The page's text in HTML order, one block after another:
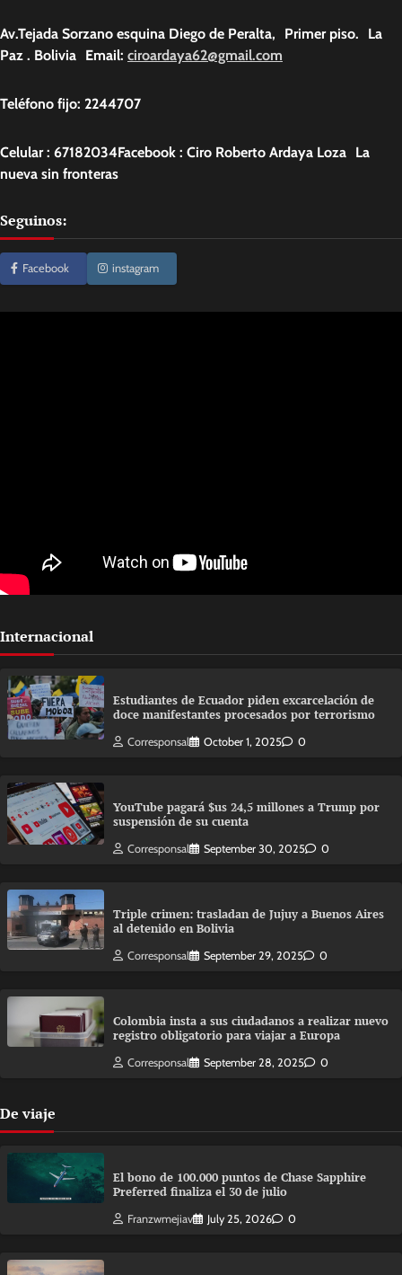
Av.Tejada Sorzano esquina Diego de Peralta, Primer piso. La
Paz . Bolivia Email: ciroardaya62@gmail.com
Teléfono fijo: 2244707
Celular : 67182034Facebook : Ciro Roberto Ardaya Loza La
nueva sin fronteras
Seguinos:
Facebook instagram
Internacional
Estudiantes de Ecuador piden excarcelación de
doce manifestantes procesados por terrorismo
Corresponsal October 1, 2025 0
YouTube pagará $us 24,5 millones a Trump por
suspensión de su cuenta
Corresponsal September 30, 2025 0
Triple crimen: trasladan de Jujuy a Buenos Aires
al detenido en Bolivia
Corresponsal September 29, 2025 0
Colombia insta a sus ciudadanos a realizar nuevo
registro obligatorio para viajar a Europa
Corresponsal September 28, 2025 0
De viaje
El bono de 100.000 puntos de Chase Sapphire
Preferred finaliza el 30 de julio
Franzwmejiav July 25, 2026 0